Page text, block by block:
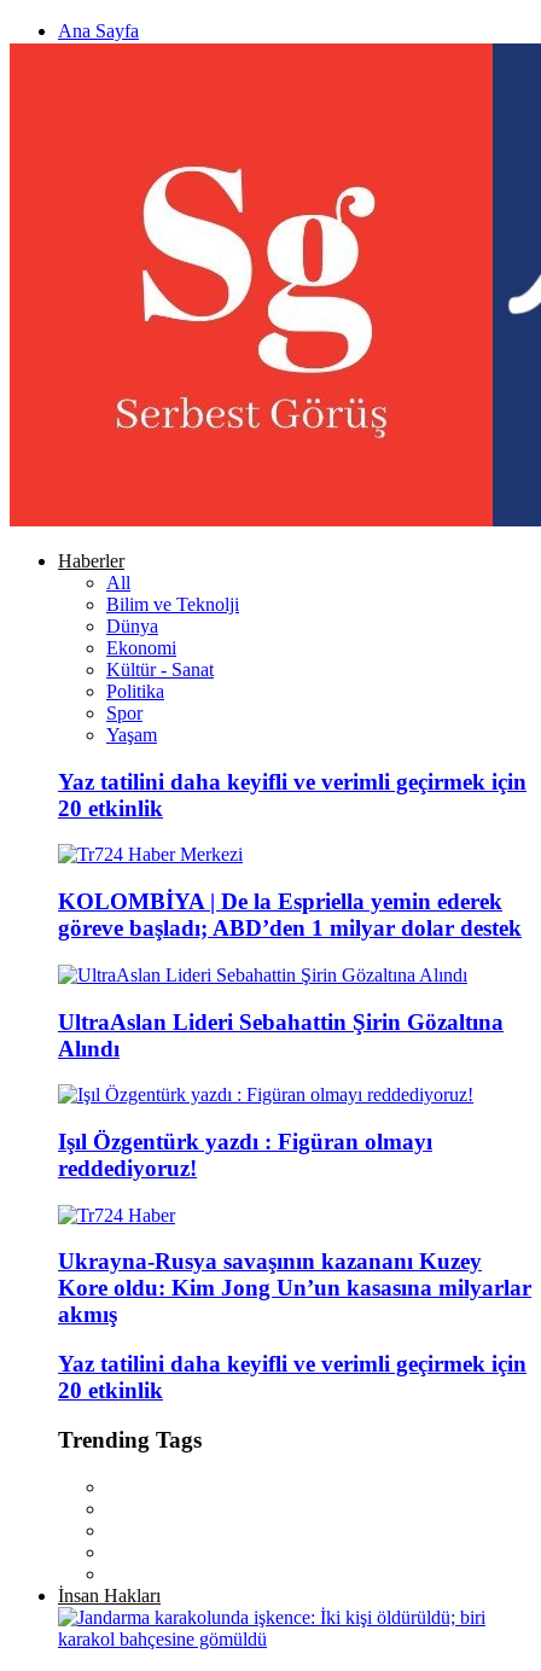
Ana Sayfa
Haberler
All
Bilim ve Teknolji
Dünya
Ekonomi
Kültür - Sanat
Politika
Spor
Yaşam
Yaz tatilini daha keyifli ve verimli geçirmek için
20 etkinlik
KOLOMBİYA | De la Espriella yemin ederek
göreve başladı; ABD’den 1 milyar dolar destek
UltraAslan Lideri Sebahattin Şirin Gözaltına
Alındı
Işıl Özgentürk yazdı : Figüran olmayı
reddediyoruz!
Ukrayna-Rusya savaşının kazananı Kuzey
Kore oldu: Kim Jong Un’un kasasına milyarlar
akmış
Yaz tatilini daha keyifli ve verimli geçirmek için
20 etkinlik
Trending Tags
İnsan Hakları